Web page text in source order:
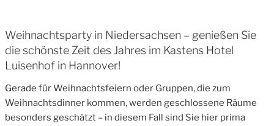
Weihnachtsparty in Niedersachsen – genießen Sie
die schönste Zeit des Jahres im Kastens Hotel
Luisenhof in Hannover!
Gerade für Weihnachtsfeiern oder Gruppen, die zum
Weihnachtsdinner kommen, werden geschlossene Räume
besonders geschätzt – in diesem Fall sind Sie hier prima